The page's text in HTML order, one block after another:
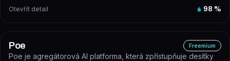
Otevřít detail 98 %
Poe Freemium
Poe je agregátorová AI platforma, která zpřístupňuje desítky